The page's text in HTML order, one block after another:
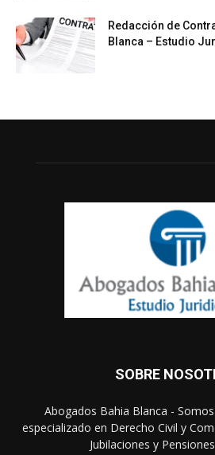
Redacción de
Blanca – Estudio
SOBRE
Abogados Bahia Blanca -
especializado en Derecho Civil y
Jubilaciones y